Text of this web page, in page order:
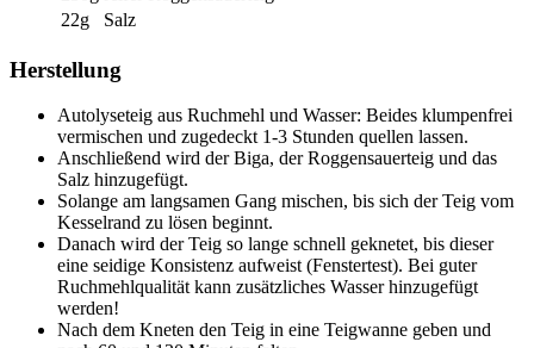
22g
Salz
Herstellung
Autolyseteig aus Ruchmehl und Wasser: Beides klumpenfrei
vermischen und zugedeckt 1-3 Stunden quellen lassen.
Anschließend wird der Biga, der Roggensauerteig und das
Salz hinzugefügt.
Solange am langsamen Gang mischen, bis sich der Teig vom
Kesselrand zu lösen beginnt.
Danach wird der Teig so lange schnell geknetet, bis dieser
eine seidige Konsistenz aufweist (Fenstertest). Bei guter
Ruchmehlqualität kann zusätzliches Wasser hinzugefügt
werden!
Nach dem Kneten den Teig in eine Teigwanne geben und